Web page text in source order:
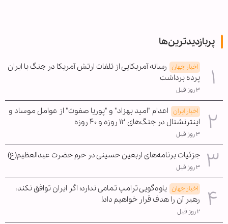
پربازدیدترین‌ها
اخبار جهان رسانه آمریکایی از تلفات ارتش آمریکا در جنگ با ایران
پرده برداشت
۳ روز قبل
اخبار ایران اعدام "امید بهزاد" و "پوریا صفوت" از عوامل موساد و
اینترنشنال در جنگ‌های ۱۲ روزه و ۴۰ روزه
۳ روز قبل
جزئیات برنامه‌های اربعین حسینی در حرم حضرت عبدالعظیم(ع)
۳ روز قبل
اخبار جهان یاوه‌گویی ترامپ تمامی ندارد؛ اگر ایران توافق نکند،
رهبر آن را هدف قرار خواهیم داد!
۲ روز قبل